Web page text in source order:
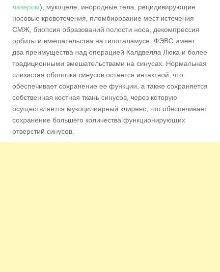
лазером), мукоцеле, инородные тела, рецидивирующие
носовые кровотечения, пломбирование мест истечения
СМЖ, биопсия образований полости носа, декомпрессия
орбиты и вмешательства на гипоталамусе. ФЭВС имеет
два преимущества над операцией Калдвелла Люка и более
традиционными вмешательствами на синусах. Нормальная
слизистая оболочка синусов остается интактной, что
обеспечивает сохранение ее функции, а также сохраняется
собственная костная ткань синусов, через которую
осуществляется мукоцилиарный клиренс, что обеспечивает
сохранение большего количества функционирующих
отверстий синусов.